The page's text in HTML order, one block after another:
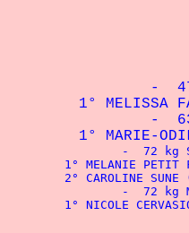
-
1° MELISSA
-
1° MARIE-
-  72 kg